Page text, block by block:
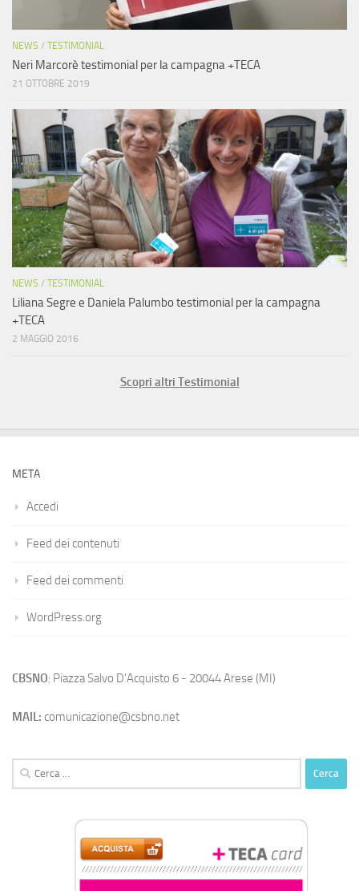
NEWS / TESTIMONIAL
Neri Marcorè testimonial per la campagna +TECA
21 OTTOBRE 2019
NEWS / TESTIMONIAL
Liliana Segre e Daniela Palumbo testimonial per la campagna
+TECA
2 MAGGIO 2016
Scopri altri Testimonial
META
Accedi
Feed dei contenuti
Feed dei commenti
WordPress.org
CBSNO: Piazza Salvo D'Acquisto 6 - 20044 Arese (MI)
MAIL: comunicazione@csbno.net
Ricerca
per: